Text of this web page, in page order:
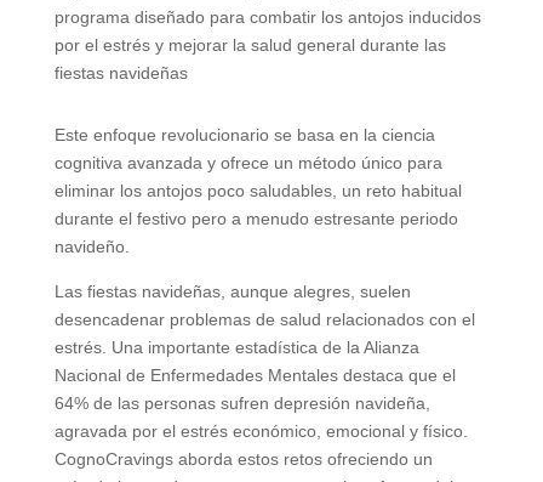
programa diseñado para combatir los antojos inducidos
por el estrés y mejorar la salud general durante las
fiestas navideñas
Este enfoque revolucionario se basa en la ciencia
cognitiva avanzada y ofrece un método único para
eliminar los antojos poco saludables, un reto habitual
durante el festivo pero a menudo estresante periodo
navideño.
Las fiestas navideñas, aunque alegres, suelen
desencadenar problemas de salud relacionados con el
estrés. Una importante estadística de la Alianza
Nacional de Enfermedades Mentales destaca que el
64% de las personas sufren depresión navideña,
agravada por el estrés económico, emocional y físico.
CognoCravings aborda estos retos ofreciendo un